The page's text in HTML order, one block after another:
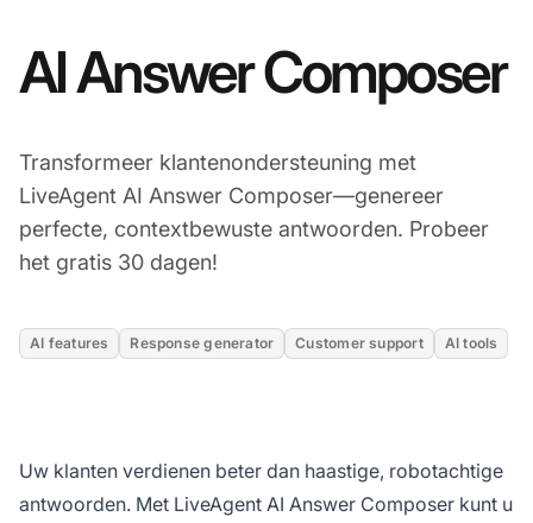
AI Answer Composer
Transformeer klantenondersteuning met
LiveAgent AI Answer Composer—genereer
perfecte, contextbewuste antwoorden. Probeer
het gratis 30 dagen!
AI features Response generator Customer support AI tools
Uw klanten verdienen beter dan haastige, robotachtige
antwoorden. Met LiveAgent AI Answer Composer kunt u